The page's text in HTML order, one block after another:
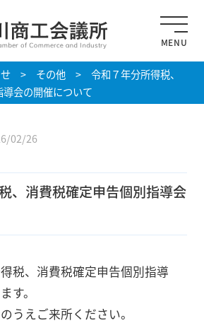
MENU
> その他> 令和７年分所得税、
会の開催について
02/26
、消費税確定申告個別指導会
税、消費税確定申告個別指導
す。
うえご来所ください。